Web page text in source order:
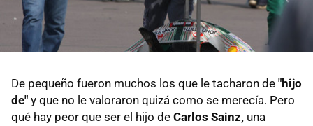
De pequeño fueron muchos los que le tacharon de "hijo
de" y que no le valoraron quizá como se merecía. Pero
qué hay peor que ser el hijo de Carlos Sainz, una